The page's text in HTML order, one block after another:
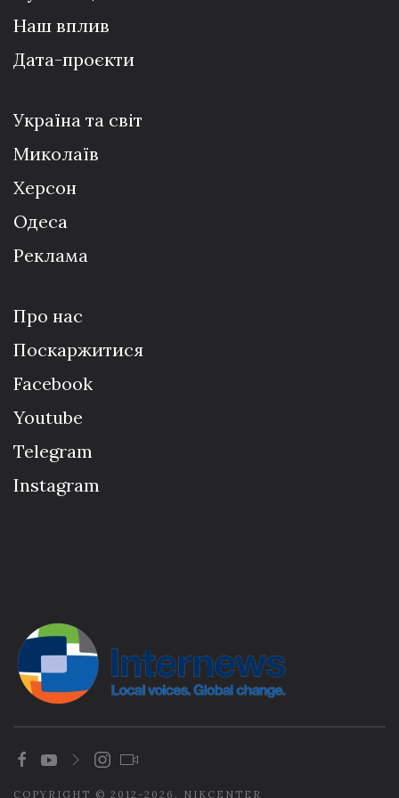
Наш вплив
Дата-проєкти
Україна та світ
Миколаїв
Херсон
Одеса
Реклама
Про нас
Поскаржитися
Facebook
Youtube
Telegram
Instagram
COPYRIGHT © 2012-2026. NIKCENTER